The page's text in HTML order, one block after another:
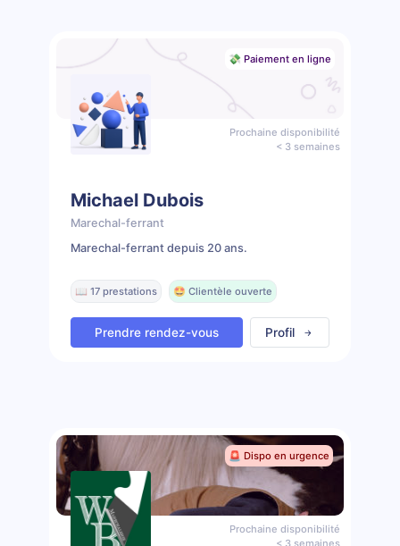
💸 Paiement en ligne
Prochaine disponibilité
< 3 semaines
Michael Dubois
Marechal-ferrant
Marechal-ferrant depuis 20 ans.
📖 17 prestations 🤩 Clientèle ouverte
Prendre rendez-vous Profil
🚨 Dispo en urgence
Prochaine disponibilité
< 3 semaines